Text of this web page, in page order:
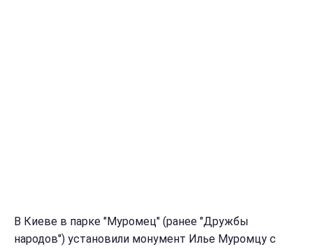
В Киеве в парке "Муромец" (ранее "Дружбы
народов") установили монумент Илье Муромцу с